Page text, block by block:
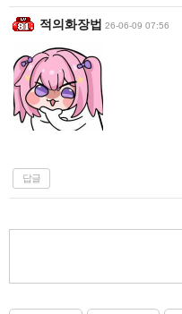
적의화장법 26-06-09 07:56
답글